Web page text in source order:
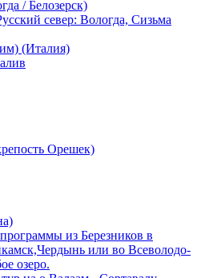
/ Белозерск)
север: Вологда, Сизьма
(Италия)
Орешек)
из Березников в
или во Всеволодо-
озеро.